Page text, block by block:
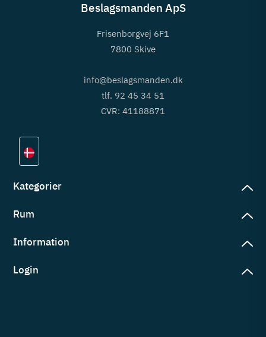
Beslagsmanden ApS
Frisenborgvej 6F1
7800 Skive
info@beslagsmanden.dk
tlf. 92 45 34 51
CVR: 41188871
Kategorier
Rum
Information
Login